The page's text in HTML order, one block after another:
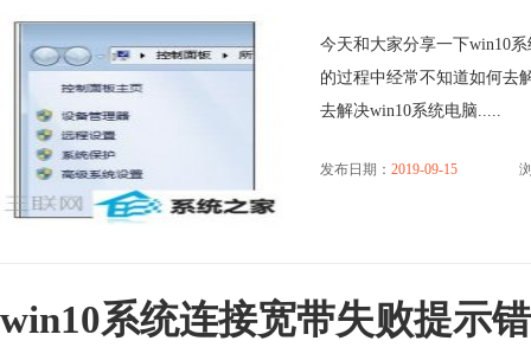
今天和大家分享一下win10
的过程中经常不知道如何去
去解决win10系统电脑.....
发布日期： 2019-09-15
win10系统连接宽带失败提示